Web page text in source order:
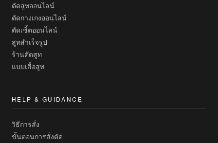
ตัดสูทออนไลน์
ตัดกางเกงออนไลน์
ตัดเชิ้ตออนไลน์
สูทสำเร็จรูป
ร้านตัดสูท
แบบเสื้อสูท
HELP & GUIDANCE
วิธีการสั่ง
ขั้นตอนการสั่งตัด